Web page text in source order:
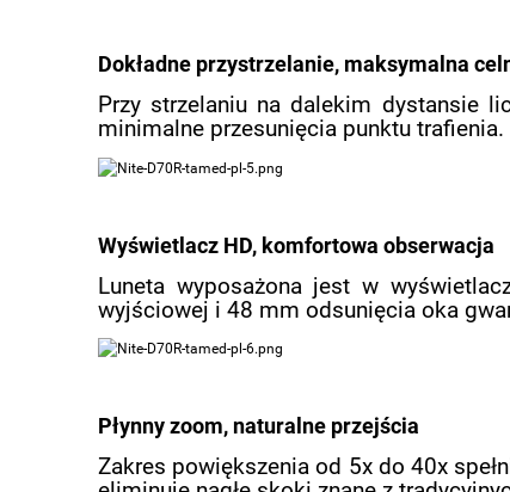
Dokładne przystrzelanie, maksymalna
Przy strzelaniu na dalekim dystansie
minimalne przesunięcia punktu
Wyświetlacz HD, komfortowa obserwacja
Luneta wyposażona jest w
wyjściowej i 48 mm odsunięcia oka
Płynny zoom, naturalne przejścia
Zakres powiększenia od 5x do 40x